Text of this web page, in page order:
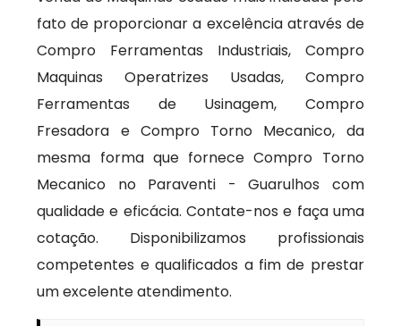
fato de proporcionar a excelência através de
Compro Ferramentas Industriais, Compro
Maquinas Operatrizes Usadas, Compro
Ferramentas de Usinagem, Compro
Fresadora e Compro Torno Mecanico, da
mesma forma que fornece Compro Torno
Mecanico no Paraventi - Guarulhos com
qualidade e eficácia. Contate-nos e faça uma
cotação. Disponibilizamos profissionais
competentes e qualificados a fim de prestar
um excelente atendimento.